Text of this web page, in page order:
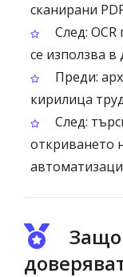
сканирани
След:
се използва
Преди:
кирилица
След:
откриването
Защо